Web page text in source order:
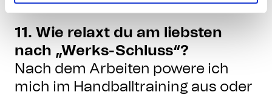
11. Wie relaxt du am liebsten
nach „Werks-Schluss“?
Nach dem Arbeiten powere ich
mich im Handballtraining aus oder